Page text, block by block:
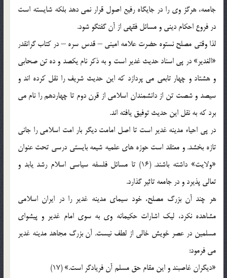
جامعه، هرگز وى را در جايگاه رفيع اصول قرار نمی ‏دهد بلكه شايسته است
در فروع احكام دينى و مسائل فقهى از آن گفتگو شود.
لذا وقتى مصلح نستوه حضرت علامه امينى – قدس سره – در كتاب گرانقدر
«الغدير» در پى اسناد حديث غدير است و به ذكر نام يكصد و ده تن صحابى
و هشتاد و چهار تابعى می ‏پردازد كه اين حديث ‏شريف را نقل كرده ‏اند و
سيصد و شصت تن از دانشمندان اسلامى از قرن دوم تا چهاردهم را نام می
‏برد كه به نقل اين حديث توفيق يافته‏ اند.
در پى احياء مدينه غدير است تا اصل امامت ديگر بار امت اسلامى را جانى
تازه بخشد. و معتقد است‏ حوزه‏ هاى علميه شيعه بايستى درسى تحت عنوان
«ولايت‏» داشته باشند. (16) تا مسائل فلسفه سياسى اسلام رشد يابد و
تعالى پذيرد و در جامعه تاثير گذارد.
هر چند آن بزرگ مصلح، خود سيماى مدينه غدير را در ايران اسلامى
مشاهده نكرد، ليك اشارات حكيمانه وى به سوى امام غدير و پيشواى
مسلمين در عصر خويش خالى از لطف نيست. آن بزرگ مجاهد مدينه غدير
می ‏فرمود:
«ديگران غاصبند و اين مقام حق مسلم آن فريادگر است.» (17)